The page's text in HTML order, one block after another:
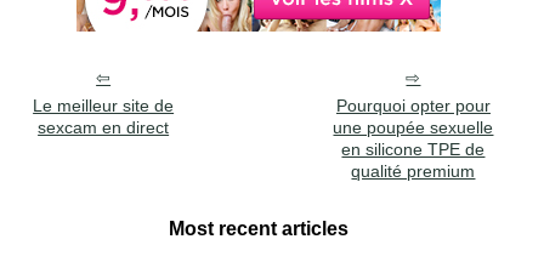
Le meilleur site de
sexcam en direct
Pourquoi opter pour
une poupée sexuelle
en silicone TPE de
qualité premium
Most recent articles